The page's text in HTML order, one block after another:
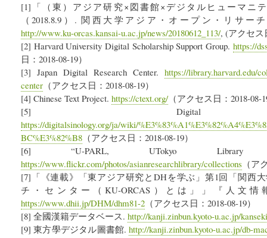
[1]「（東）アジア研究×図書館×デジタルヒューマニ
（2018.8.9）. 関西大学アジア・オープン・リサー
http://www.ku-orcas.kansai-u.ac.jp/news/20180612_113/, (アクセス
[2] Harvard University Digital Scholarship Support Group. https://
日：2018-08-19）
[3] Japan Digital Research Center. https://library.harvard.edu/
center （アクセス日：2018-08-19）
[4] Chinese Text Project. https://ctext.org/（アクセス日：2018-08-
[5] Digital
https://digitalsinology.org/ja/wiki/
BC%E3%82%B8 （アクセス日：2018-08-19）
[6] “U-PARL, UTokyo Library
https://www.flickr.com/photos/asianresearchlibrary/collections （ア
[7]「《連載》「東アジア研究とDHを学ぶ」第1回「関西
チ・センター（KU-ORCAS）とは」」『人文
https://www.dhii.jp/DHM/dhm81-2 （アクセス日：2018-08-19）
[8] 全國漢籍データベース. http://kanji.zinbun.kyoto-u.ac.jp/kanseki
[9] 東方學デジタル圖書館.http://kanji.zinbun.kyoto-u.ac.jp/db-